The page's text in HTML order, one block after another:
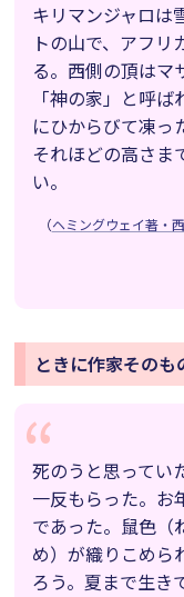
キリマンジャロは
トの山で、アフ
る。西側の頂はマ
「神の家」と呼
にひからびて凍っ
それほどの高さま
い。
（ヘミングウェイ著・
ときに作家その
死のうと思ってい
一反もらった。お
であった。鼠色（
め）が織りこめら
ろう。夏まで生き